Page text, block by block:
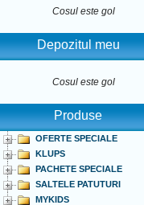
Cosul este gol
Depozitul meu
Cosul este gol
Produse
OFERTE SPECIALE
KLUPS
PACHETE SPECIALE
SALTELE PATUTURI
MYKIDS